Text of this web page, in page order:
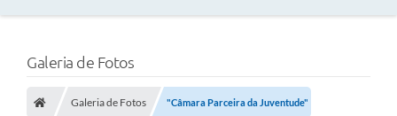
Principal
Câmara
Galeria de Fotos
Galeria de Fotos "Câmara Parceira da Juventude"